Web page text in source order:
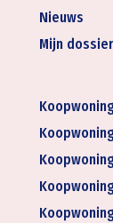
Nieuws
Mijn dossier